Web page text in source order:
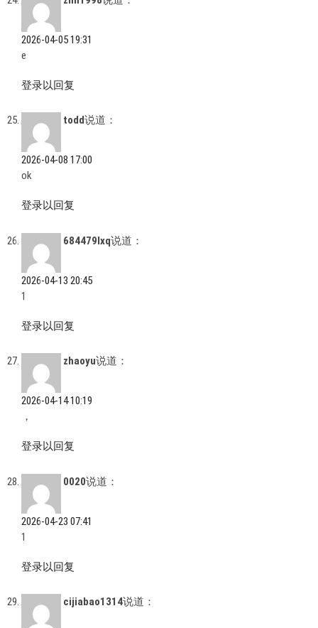
2026-04-05 19:31
e
登录以回复
todd说道：
2026-04-08 17:00
ok
登录以回复
684479lxq说道：
2026-04-13 20:45
1
登录以回复
zhaoyu说道：
2026-04-14 10:19
，
登录以回复
0020说道：
2026-04-23 07:41
1
登录以回复
cijiabao1314说道：